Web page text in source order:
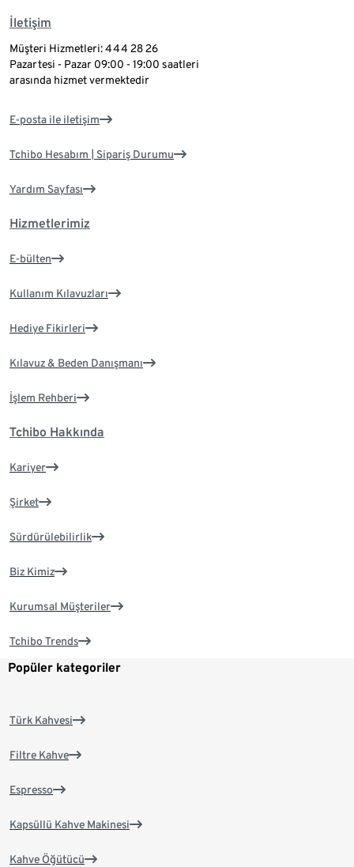
İletişim
Müşteri Hizmetleri: 444 28 26
Pazartesi - Pazar 09:00 - 19:00 saatleri
arasında hizmet vermektedir
E-posta ile iletişim
Tchibo Hesabım | Sipariş Durumu
Yardım Sayfası
Hizmetlerimiz
E-bülten
Kullanım Kılavuzları
Hediye Fikirleri
Kılavuz & Beden Danışmanı
İşlem Rehberi
Tchibo Hakkında
Kariyer
Şirket
Sürdürülebilirlik
Biz Kimiz
Kurumsal Müşteriler
Tchibo Trends
Popüler kategoriler
Türk Kahvesi
Filtre Kahve
Espresso
Kapsüllü Kahve Makinesi
Kahve Öğütücü